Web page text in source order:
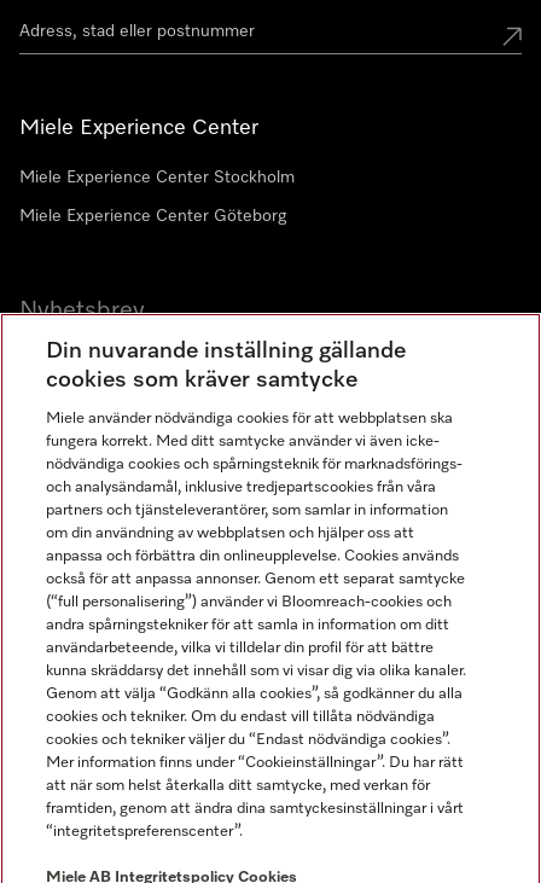
Miele Experience Center
Miele Experience Center Stockholm
Miele Experience Center Göteborg
Nyhetsbrev
Gå med i vår gemenskap
Miele AB
Allmänna villkor
Användarvillkor
Miele tillgänglighetsförklaring
Lagen om digitala tjänster
Miele på LinkedIn
Miele på Facebook
Miele på Instagram
Miele på Youtube
Din nuvarande inställning gällande
cookies som kräver samtycke
Miele använder nödvändiga cookies för att webbplatsen ska
fungera korrekt. Med ditt samtycke använder vi även icke-
nödvändiga cookies och spårningsteknik för marknadsförings-
och analysändamål, inklusive tredjepartscookies från våra
partners och tjänsteleverantörer, som samlar in information
om din användning av webbplatsen och hjälper oss att
anpassa och förbättra din onlineupplevelse. Cookies används
också för att anpassa annonser. Genom ett separat samtycke
(“full personalisering”) använder vi Bloomreach-cookies och
andra spårningstekniker för att samla in information om ditt
användarbeteende, vilka vi tilldelar din profil för att bättre
kunna skräddarsy det innehåll som vi visar dig via olika kanaler.
Genom att välja “Godkänn alla cookies”, så godkänner du alla
cookies och tekniker. Om du endast vill tillåta nödvändiga
cookies och tekniker väljer du “Endast nödvändiga cookies”.
Mer information finns under “Cookieinställningar”. Du har rätt
att när som helst återkalla ditt samtycke, med verkan för
framtiden, genom att ändra dina samtyckesinställningar i vårt
“integritetspreferenscenter”.
Miele AB Integritetspolicy Cookies